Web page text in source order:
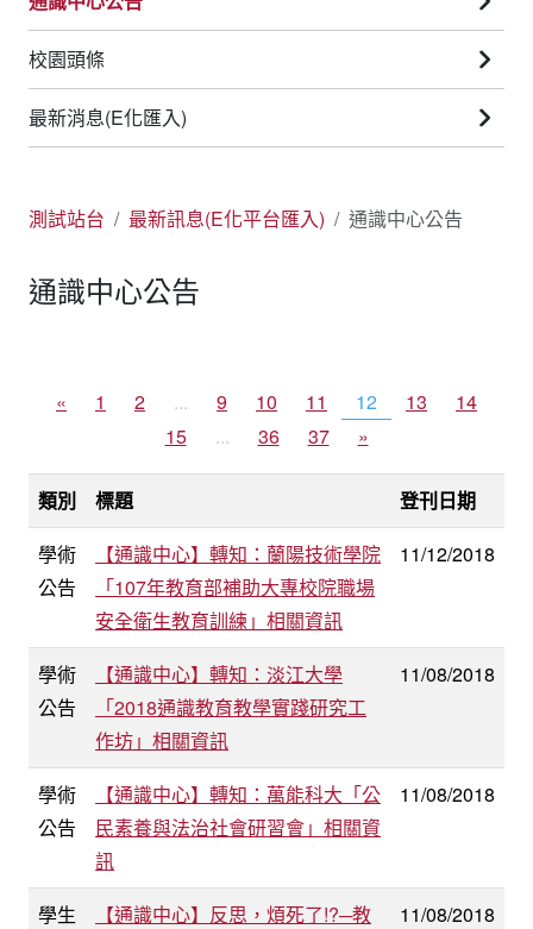
校園頭條
最新消息(E化匯入)
測試站台 最新訊息(E化平台匯入) 通識中心公告
通識中心公告
« 1 2 ... 9 10 11 12 13
14
15
... 36 37 »
類別 標題
登刊日期
學術
公告
【通識中心】轉知：蘭陽技術學院
「107年教育部補助大專校院職場
安全衛生教育訓練」相關資訊
11/12/2018
學術
公告
【通識中心】轉知：淡江大學
「2018通識教育教學實踐研究工
作坊」相關資訊
11/08/2018
學術
公告
【通識中心】轉知：萬能科大「公
民素養與法治社會研習會」相關資
訊
11/08/2018
學生
【通識中心】反思，煩死了!?─教
11/08/2018